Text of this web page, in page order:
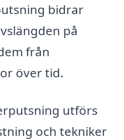
bidrar
på
från
över tid.
utförs
och tekniker